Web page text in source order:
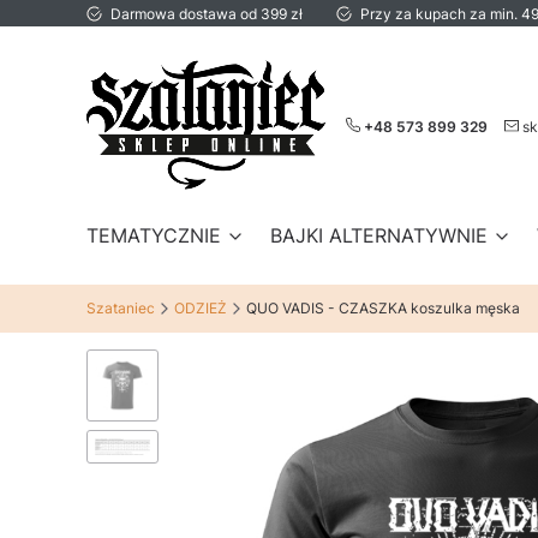
Darmowa dostawa od 399 zł Przy za kupach za min.
+48 573 899 329
TEMATYCZNIE BAJKI ALTERNATYWNIE
Szataniec ODZIEŻ QUO VADIS - CZASZKA koszulka męska